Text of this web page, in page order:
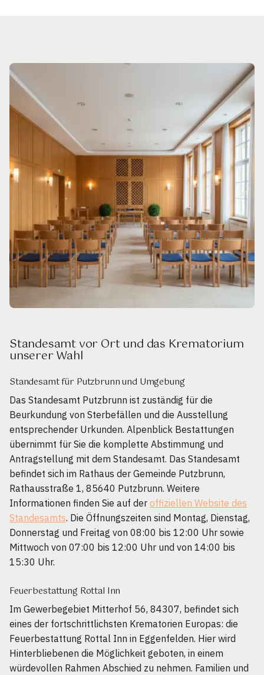
Standesamt vor Ort und das Krematorium
unserer Wahl
Standesamt für Putzbrunn und Umgebung
Das Standesamt Putzbrunn ist zuständig für die
Beurkundung von Sterbefällen und die Ausstellung
entsprechender Urkunden. Alpenblick Bestattungen
übernimmt für Sie die komplette Abstimmung und
Antragstellung mit dem Standesamt. Das Standesamt
befindet sich im Rathaus der Gemeinde Putzbrunn,
Rathausstraße 1, 85640 Putzbrunn. Weitere
Informationen finden Sie auf der offiziellen Website des
Standesamts. Die Öffnungszeiten sind Montag, Dienstag,
Donnerstag und Freitag von 08:00 bis 12:00 Uhr sowie
Mittwoch von 07:00 bis 12:00 Uhr und von 14:00 bis
15:30 Uhr.
Feuerbestattung Rottal Inn
Im Gewerbegebiet Mitterhof 56, 84307, befindet sich
eines der fortschrittlichsten Krematorien Europas: die
Feuerbestattung Rottal Inn in Eggenfelden. Hier wird
Hinterbliebenen die Möglichkeit geboten, in einem
würdevollen Rahmen Abschied zu nehmen. Familien und